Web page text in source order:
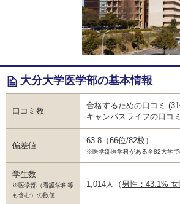
大分大学医学部の基本情報
口コミ数
合格するための口コミ (
キャンパスライフの口コミ
偏差値
63.8 （66位/82校 ）
※医学部医学科がある全82大学で
学生数
※医学部（看護学科等
も含む）の数値
1,014人 （ 男性：43.1%